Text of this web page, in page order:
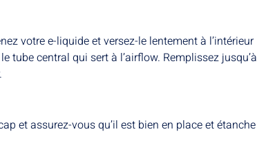
votre e-liquide et versez-le lentement à l’intérieur
tube central qui sert à l’airflow. Remplissez jusqu’à
et assurez-vous qu’il est bien en place et étanche